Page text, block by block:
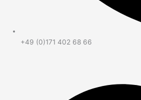
+49 (0)171 402 68 66